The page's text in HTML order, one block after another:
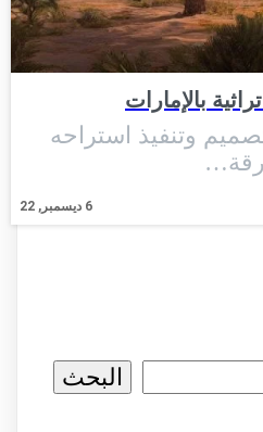
بالإمارات
6 ديسمبر, 22
وتنفيذ استراحه
البحث